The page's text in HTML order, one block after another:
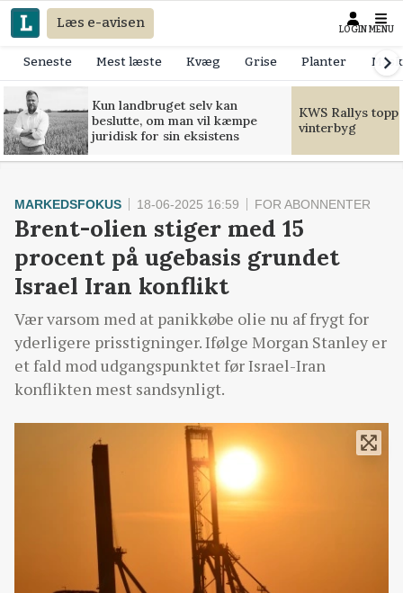
Læs e-avisen LOGIN MENU
Seneste Mest læste Kvæg Grise Planter
Kun landbruget selv kan
beslutte, om man vil kæmpe
juridisk for sin eksistens
KWS Rallys
vinterbyg
MARKEDSFOKUS 18-06-2025 16:59 FOR ABONNENTER
Brent-olien stiger med 15
procent på ugebasis grundet
Israel Iran konflikt
Vær varsom med at panikkøbe olie nu af frygt for
yderligere prisstigninger. Ifølge Morgan Stanley er
et fald mod udgangspunktet før Israel-Iran
konflikten mest sandsynligt.